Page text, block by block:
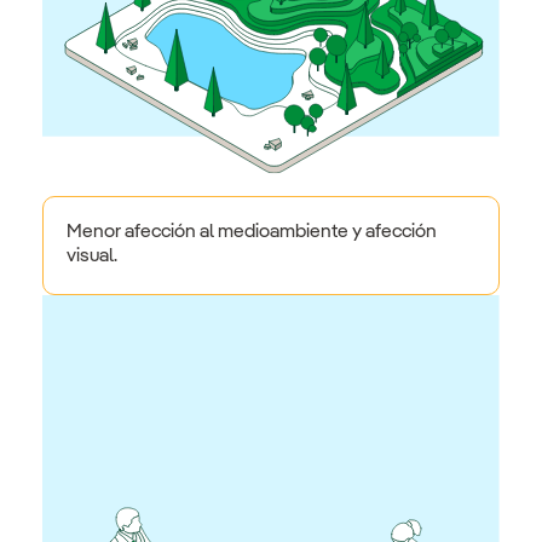
Menor afección al medioambiente y afección
visual.